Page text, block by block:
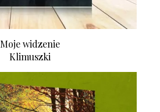
Moje widzenie
Klimuszki